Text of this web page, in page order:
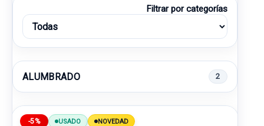
Filtrar por categorías
ALUMBRADO 2
-5% USADO NOVEDAD